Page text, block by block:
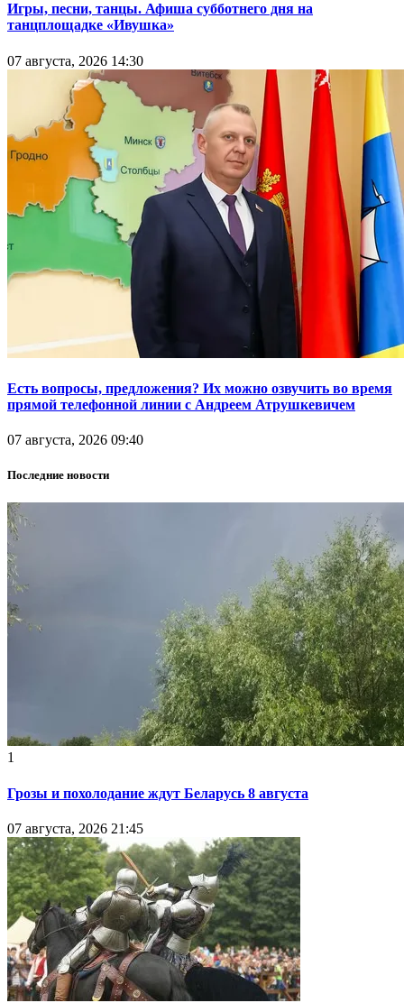
Игры, песни, танцы. Афиша субботнего дня на
танцплощадке «Ивушка»
07 августа, 2026 14:30
Есть вопросы, предложения? Их можно озвучить во время
прямой телефонной линии с Андреем Атрушкевичем
07 августа, 2026 09:40
Последние новости
1
Грозы и похолодание ждут Беларусь 8 августа
07 августа, 2026 21:45